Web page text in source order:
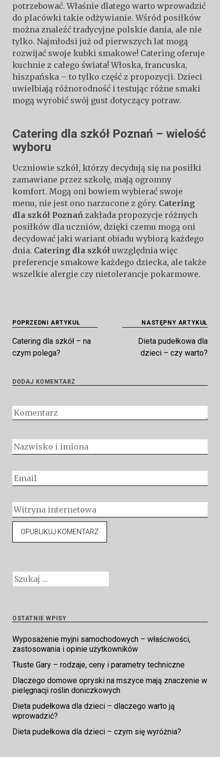
potrzebować. Właśnie dlatego warto wprowadzić
do placówki takie odżywianie. Wśród posiłków
można znaleźć tradycyjne polskie dania, ale nie
tylko. Najmłodsi już od pierwszych lat mogą
rozwijać swoje kubki smakowe! Catering oferuje
kuchnie z całego świata! Włoska, francuska,
hiszpańska – to tylko część z propozycji. Dzieci
uwielbiają różnorodność i testując różne smaki
mogą wyrobić swój gust dotyczący potraw.
Catering dla szkół Poznań – wielość
wyboru
Uczniowie szkół, którzy decydują się na posiłki
zamawiane przez szkołę, mają ogromny
komfort. Mogą oni bowiem wybierać swoje
menu, nie jest ono narzucone z góry. Catering
dla szkół Poznań zakłada propozycje różnych
posiłków dla uczniów, dzięki czemu mogą oni
decydować jaki wariant obiadu wybiorą każdego
dnia. Catering dla szkół uwzględnia więc
preferencje smakowe każdego dziecka, ale także
wszelkie alergie czy nietolerancje pokarmowe.
Nawigacja
wpisu
POPRZEDNI ARTYKUŁ
Catering dla szkół – na
czym polega?
NASTĘPNY ARTYKUŁ
Dieta pudełkowa dla
dzieci – czy warto?
DODAJ KOMENTARZ
Szukaj:
OSTATNIE WPISY
Wyposażenie myjni samochodowych – właściwości,
zastosowania i opinie użytkowników
Tłuste Gary – rodzaje, ceny i parametry techniczne
Dlaczego domowe opryski na mszyce mają znaczenie w
pielęgnacji roślin doniczkowych
Dieta pudełkowa dla dzieci – dlaczego warto ją
wprowadzić?
Dieta pudełkowa dla dzieci – czym się wyróżnia?